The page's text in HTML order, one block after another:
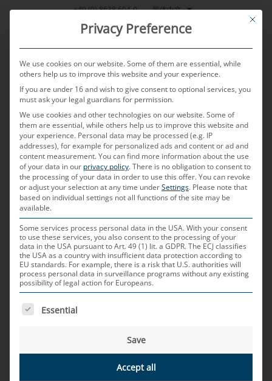
+49 (0) 8638 604-0 简体中文
MENU
POSTED ON2023年12月18日 BYCHRISTIAN NEULINGER
汽车像素链接（APIX）
APIX代表什么？
该缩写代表汽车像素链接，是一种为机动车中高清非
压缩视频应用开发的多通道SerDes技术（串行器/解
串器）。
在这方面有哪些芯片制造商？
APIX由位于慕尼黑Inova Semiconductors开发。
体供应商。Inova不能自己生产微型芯片，但它是汽
Panasonic合资创立的Socionext是首家采用这一技
This
Privacy Preference
We use cookies on our website. Some of them are essential, while
others help us to improve this website and your experience.
If you are under 16 and wish to give consent to optional services, you
must ask your legal guardians for permission.
We use cookies and other technologies on our website. Some of
them are essential, while others help us to improve this website and
your experience. Personal data may be processed (e.g. IP
addresses), for example for personalized ads and content or ad and
content measurement.You can find more information about the use
of your data in our privacy policy.There is no obligation to consent to
the processing of your data in order to use this offer.You can revoke
or adjust your selection at any time underSettings. Please note that
based on individual settings not all functions of the site may be
available.
Some services process personal data in the USA. With your consent
to use these services, you also consent to the processing of your
data in the USA pursuant to Art. 49 (1) lit. a GDPR. The ECJ classifies
the USA as a country with insufficient data protection according to
EU standards. For example, there is a risk that U.S. authorities will
process personal data in surveillance programs without any existing
possibility of legal action for Europeans.
THE FOLLOWING IS A LIST OF SERVICE GROUPS FOR
Essential
Save
Accept all